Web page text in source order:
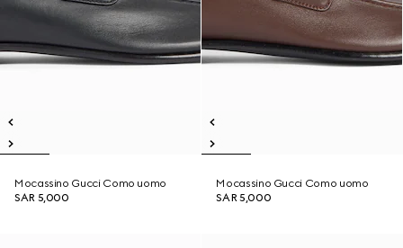
Mocassino Gucci Como uomo
SAR 5,000
Mocassino Gucci Como uomo
SAR 5,000